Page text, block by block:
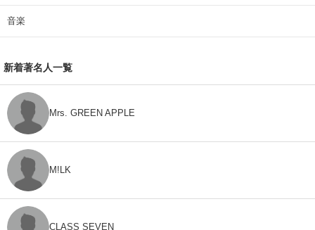
音楽
新着著名人一覧
Mrs. GREEN APPLE
M!LK
CLASS SEVEN